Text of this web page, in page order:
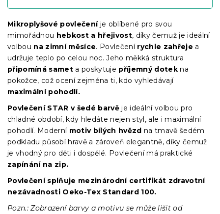
Mikroplyšové povlečeníje oblíbené pro svou
mimořádnou hebkost a hřejivost, díky čemuž je ideální
volbou na zimní měsíce. Povlečení rychle zahřeje a
udržuje teplo po celou noc. Jeho měkká struktura
připomíná samet a poskytuje příjemný dotek na
pokožce, což ocení zejména ti, kdo vyhledávají
maximální pohodlí.
Povlečení STAR v šedé barvě je ideální volbou pro
chladné období, kdy hledáte nejen styl, ale i maximální
pohodlí. Moderní motiv bílých hvězd na tmavě šedém
podkladu působí hravě a zároveň elegantně, díky čemuž
je vhodný pro děti i dospělé. Povlečení má praktické
zapínání na zip.
Povlečení splňuje mezinárodní certifikát zdravotní
nezávadnosti Oeko-Tex Standard 100.
Pozn.: Zobrazení barvy a motivu se může lišit od